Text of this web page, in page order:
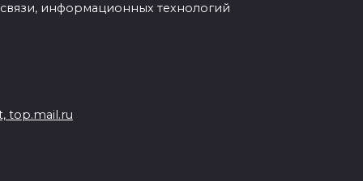
информационных технологий
top.mail.ru